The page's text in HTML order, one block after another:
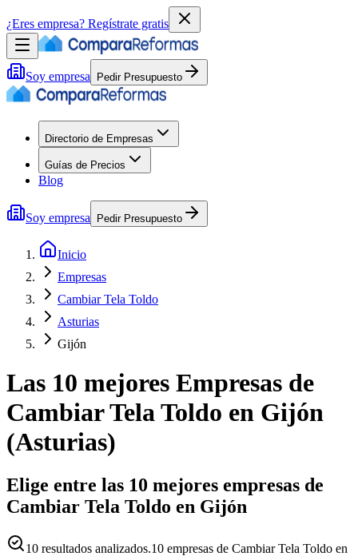
¿Eres empresa? Regístrate gratis
Soy empresa Pedir Presupuesto
Directorio de Empresas
Guías de Precios
Blog
Soy empresa Pedir Presupuesto
Inicio
Empresas
Cambiar Tela Toldo
Asturias
Gijón
Las 10 mejores Empresas de
Cambiar Tela Toldo en Gijón
(Asturias)
Elige entre las 10 mejores empresas de
Cambiar Tela Toldo en Gijón
10 resultados analizados.10 empresas de Cambiar Tela Toldo en